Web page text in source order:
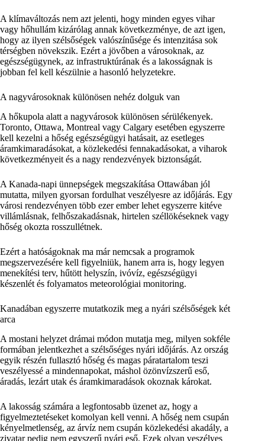
A klímaváltozás nem azt jelenti, hogy minden egyes vihar
vagy hőhullám kizárólag annak következménye, de azt igen,
hogy az ilyen szélsőségek valószínűsége és intenzitása sok
térségben növekszik. Ezért a jövőben a városoknak, az
egészségügynek, az infrastruktúrának és a lakosságnak is
jobban fel kell készülnie a hasonló helyzetekre.
A nagyvárosoknak különösen nehéz dolguk van
A hőkupola alatt a nagyvárosok különösen sérülékenyek.
Toronto, Ottawa, Montreal vagy Calgary esetében egyszerre
kell kezelni a hőség egészségügyi hatásait, az esetleges
áramkimaradásokat, a közlekedési fennakadásokat, a viharok
következményeit és a nagy rendezvények biztonságát.
A Kanada-napi ünnepségek megszakítása Ottawában jól
mutatta, milyen gyorsan fordulhat veszélyesre az időjárás. Egy
városi rendezvényen több ezer ember lehet egyszerre kitéve
villámlásnak, felhőszakadásnak, hirtelen széllökéseknek vagy
hőség okozta rosszullétnek.
Ezért a hatóságoknak ma már nemcsak a programok
megszervezésére kell figyelniük, hanem arra is, hogy legyen
menekítési terv, hűtött helyszín, ivóvíz, egészségügyi
készenlét és folyamatos meteorológiai monitoring.
Kanadában egyszerre mutatkozik meg a nyári szélsőségek két
arca
A mostani helyzet drámai módon mutatja meg, milyen sokféle
formában jelentkezhet a szélsőséges nyári időjárás. Az ország
egyik részén fullasztó hőség és magas páratartalom teszi
veszélyessé a mindennapokat, máshol özönvízszerű eső,
áradás, lezárt utak és áramkimaradások okoznak károkat.
A lakosság számára a legfontosabb üzenet az, hogy a
figyelmeztetéseket komolyan kell venni. A hőség nem csupán
kényelmetlenség, az árvíz nem csupán közlekedési akadály, a
zivatar pedig nem egyszerű nyári eső. Ezek olyan veszélyes